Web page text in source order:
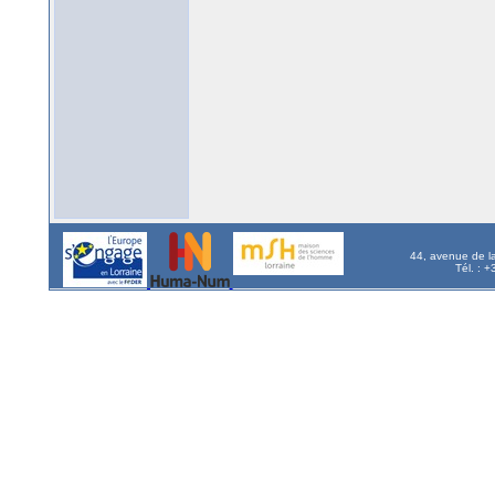
44, avenue de
Tél. :